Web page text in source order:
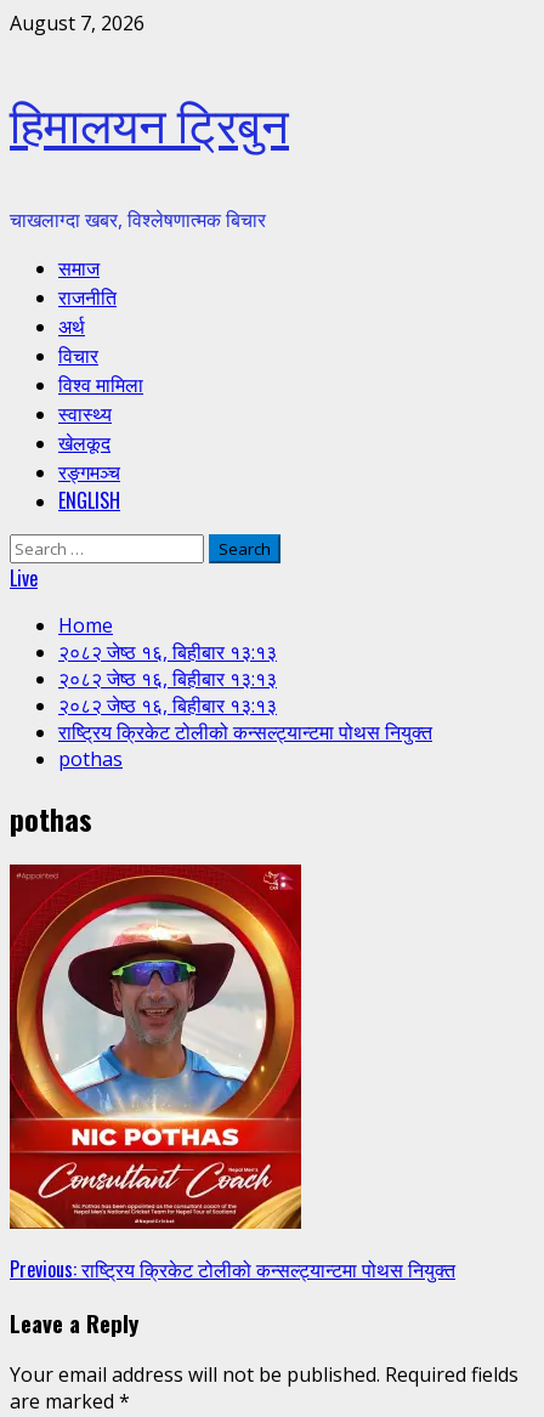
Skip
August 7, 2026
हिमालयन ट्रिबुन
चाखलाग्दा खबर, विश्लेषणात्मक बिचार
Primary
Menu
समाज
राजनीति
अर्थ
विचार
विश्व मामिला
स्वास्थ्य
खेलकूद
रङ्गमञ्च
ENGLISH
Search
for:
Live
Home
२०८२ जेष्ठ १६, बिहीबार १३:१३
२०८२ जेष्ठ १६, बिहीबार १३:१३
२०८२ जेष्ठ १६, बिहीबार १३:१३
राष्ट्रिय क्रिकेट टोलीको कन्सल्ट्यान्टमा पोथस नियुक्त
pothas
pothas
Continue
Reading
Previous:राष्ट्रिय क्रिकेट टोलीको कन्सल्ट्यान्टमा पोथस नियुक्त
Leave a Reply
Your email address will not be published. Required fields
are marked *